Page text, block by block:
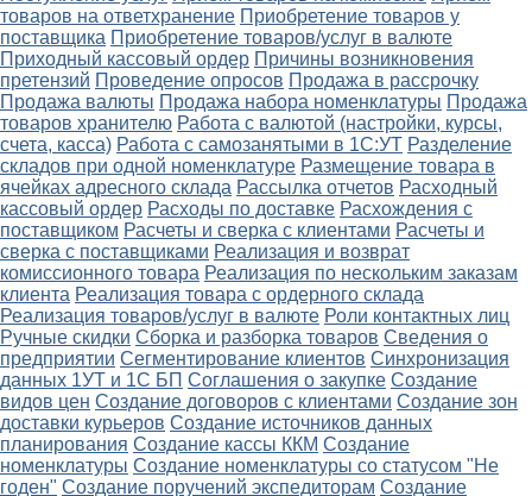
товаров на ответхранение Приобретение товаров у
поставщика Приобретение товаров/услуг в валюте
Приходный кассовый ордер Причины возникновения
претензий Проведение опросов Продажа в рассрочку
Продажа валюты Продажа набора номенклатуры Продажа
товаров хранителю Работа с валютой (настройки, курсы,
счета, касса) Работа с самозанятыми в 1С:УТ Разделение
складов при одной номенклатуре Размещение товара в
ячейках адресного склада Рассылка отчетов Расходный
кассовый ордер Расходы по доставке Расхождения с
поставщиком Расчеты и сверка с клиентами Расчеты и
сверка с поставщиками Реализация и возврат
комиссионного товара Реализация по нескольким заказам
клиента Реализация товара с ордерного склада
Реализация товаров/услуг в валюте Роли контактных лиц
Ручные скидки Сборка и разборка товаров Сведения о
предприятии Сегментирование клиентов Синхронизация
данных 1УТ и 1С БП Соглашения о закупке Создание
видов цен Создание договоров с клиентами Создание зон
доставки курьеров Создание источников данных
планирования Создание кассы ККМ Создание
номенклатуры Создание номенклатуры со статусом "Не
годен" Создание поручений экспедиторам Создание